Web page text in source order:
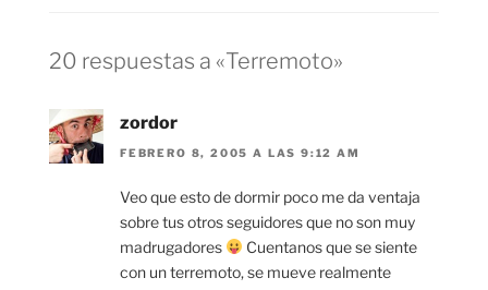
20 respuestas a «Terremoto»
zordor
FEBRERO 8, 2005 A LAS 9:12 AM
Veo que esto de dormir poco me da ventaja
sobre tus otros seguidores que no son muy
madrugadores
Cuentanos que se siente
con un terremoto, se mueve realmente